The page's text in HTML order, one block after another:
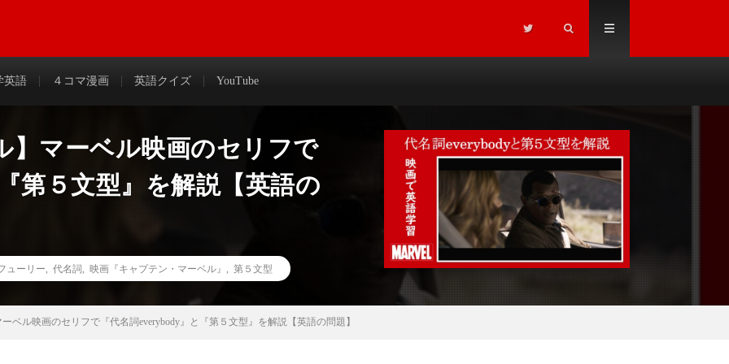
英語 ４コマ漫画 英語クイズ YouTube
】マーベル映画のセリフで
第５文型』を解説【英語の
ューリー 代名詞 映画『キャプテン・マーベル』 第５文型
ベル映画のセリフで『代名詞everybody』と『第５文型』を解説【英語の問題】